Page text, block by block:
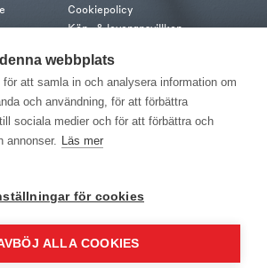
Cookiepolicy
Köp- & leveransvillkor
Retur & reklamation
webbplats
att samla in och analysera information om
och användning, för att förbättra
sociala medier och för att förbättra och
annonser. Läs mer
för cookies
ALLA COOKIES